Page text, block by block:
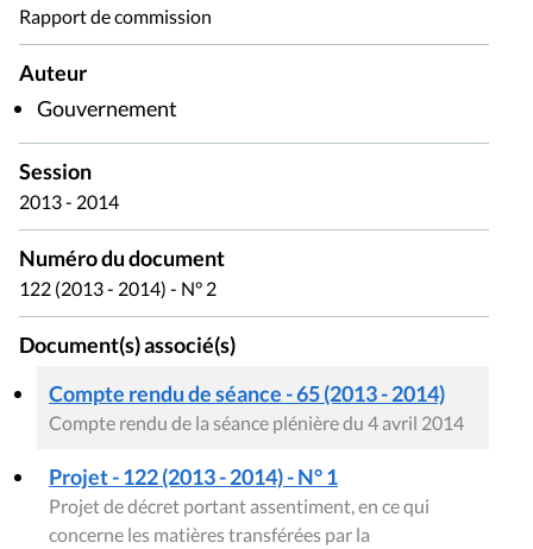
Rapport de commission
Auteur
Gouvernement
Session
2013 - 2014
Numéro du document
122 (2013 - 2014) - N° 2
Document(s) associé(s)
Compte rendu de séance - 65 (2013 - 2014)
Compte rendu de la séance plénière du 4 avril 2014
Projet - 122 (2013 - 2014) - N° 1
Projet de décret portant assentiment, en ce qui
concerne les matières transférées par la